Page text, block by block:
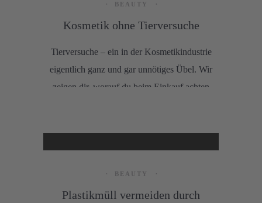
BEAUTY
Kosmetik ohne Tierversuche
Tierversuche – ein in der Kosmetikindustrie
eigentlich ganz und gar unnötiges Übel. Wir
zeigen dir, worauf du beim Einkauf achten
BEAUTY
Plastikmüll vermeiden durch